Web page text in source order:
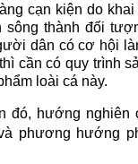
cạn kiện do
sông thành đối
dân có cơ hội
cần có quy trình
loài cá này.
đó, hướng nghiên
phương hướng